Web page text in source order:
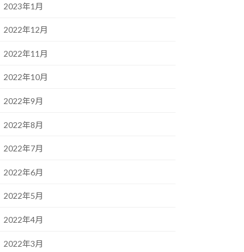
2023年1月
2022年12月
2022年11月
2022年10月
2022年9月
2022年8月
2022年7月
2022年6月
2022年5月
2022年4月
2022年3月